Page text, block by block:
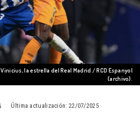
la estrella del Real Madrid / RCD Espanyol
(archivo).
Última actualización: 22/07/2025